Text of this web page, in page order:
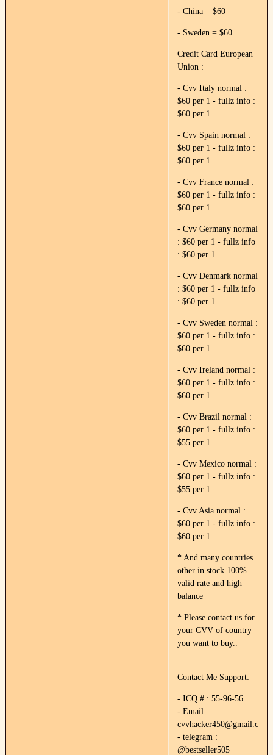
- China = $60
- Sweden = $60
Credit Card European
Union :
- Cvv Italy normal :
$60 per 1 - fullz info :
$60 per 1
- Cvv Spain normal :
$60 per 1 - fullz info :
$60 per 1
- Cvv France normal :
$60 per 1 - fullz info :
$60 per 1
- Cvv Germany normal
: $60 per 1 - fullz info
: $60 per 1
- Cvv Denmark normal
: $60 per 1 - fullz info
: $60 per 1
- Cvv Sweden normal :
$60 per 1 - fullz info :
$60 per 1
- Cvv Ireland normal :
$60 per 1 - fullz info :
$60 per 1
- Cvv Brazil normal :
$60 per 1 - fullz info :
$55 per 1
- Cvv Mexico normal :
$60 per 1 - fullz info :
$55 per 1
- Cvv Asia normal :
$60 per 1 - fullz info :
$60 per 1
* And many countries
other in stock 100%
valid rate and high
balance
* Please contact us for
your CVV of country
you want to buy..
Contact Me Support:
- ICQ # : 55-96-56
- Email :
cvvhacker450@gmail.com
- telegram :
@bestseller505